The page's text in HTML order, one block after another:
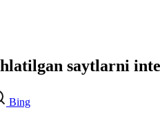
saytlarni
Bing